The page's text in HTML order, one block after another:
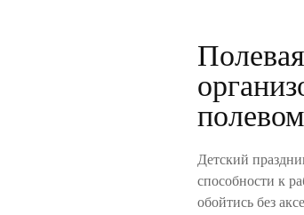
Детский
способности к
обойтись без